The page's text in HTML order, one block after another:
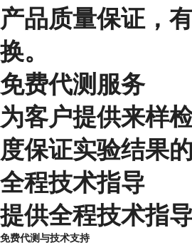
产品质量保证，
换。
免费代测服务
为客户提供来样
度保证实验结果
全程技术指导
提供全程技术指导
免费代测与技术支持